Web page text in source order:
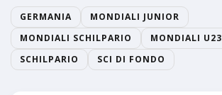
GERMANIA
MONDIALI JUNIOR
MONDIALI SCHILPARIO
MONDIALI U23
SCHILPARIO
SCI DI FONDO